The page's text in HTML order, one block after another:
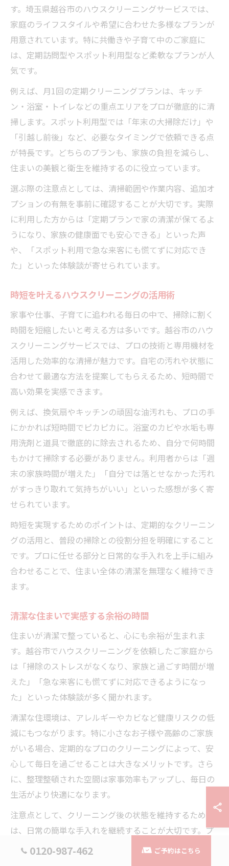
す。埼玉県越谷市のハウスクリーニングサービスでは、
家庭のライフスタイルや希望に合わせた多様なプランが
用意されています。特に共働きや子育て中のご家庭に
は、定期訪問型やスポット利用型など柔軟なプランが人
気です。
例えば、月1回の定期クリーニングプランは、キッチ
ン・浴室・トイレなどの重点エリアをプロが徹底的に清
掃します。スポット利用型では「年末の大掃除だけ」や
「引越し前後」など、必要なタイミングで依頼できる点
が特長です。どちらのプランも、家族の負担を減らし、
住まいの美観と衛生を維持するのに役立っています。
選ぶ際の注意点としては、清掃範囲や作業内容、追加オ
プションの有無を事前に確認することが大切です。実際
に利用した方からは「定期プランで家の清潔が保てるよ
うになり、家族の健康面でも安心できる」といった声
や、「スポット利用で急な来客にも慌てずに対応でき
た」といった体験談が寄せられています。
時短を叶えるハウスクリーニングの活用術
家事や仕事、子育てに追われる毎日の中で、掃除に割く
時間を短縮したいと考える方は多いです。越谷市のハウ
スクリーニングサービスでは、プロの技術と専用機材を
活用した効率的な清掃が魅力です。自宅の汚れや状態に
合わせて最適な方法を提案してもらえるため、短時間で
高い効果を実感できます。
例えば、換気扇やキッチンの頑固な油汚れも、プロの手
にかかれば短時間でピカピカに。浴室のカビや水垢も専
用洗剤と道具で徹底的に除去されるため、自分で何時間
もかけて掃除する必要がありません。利用者からは「週
末の家族時間が増えた」「自分では落とせなかった汚れ
がすっきり取れて気持ちがいい」といった感想が多く寄
せられています。
時短を実現するためのポイントは、定期的なクリーニン
グの活用と、普段の掃除との役割分担を明確にすること
です。プロに任せる部分と日常的な手入れを上手に組み
合わせることで、住まい全体の清潔を無理なく維持でき
ます。
清潔な住まいで実感する余裕の時間
住まいが清潔で整っていると、心にも余裕が生まれま
す。越谷市でハウスクリーニングを依頼したご家庭から
は「掃除のストレスがなくなり、家族と過ごす時間が増
えた」「急な来客にも慌てずに対応できるようになっ
た」といった体験談が多く聞かれます。
清潔な住環境は、アレルギーやカビなど健康リスクの低
減にもつながります。特に小さなお子様や高齢のご家族
がいる場合、定期的なプロのクリーニングによって、安
心して毎日を過ごせることは大きなメリットです。さら
に、整理整頓された空間は家事効率もアップし、毎日の
生活がより快適になります。
注意点として、クリーニング後の状態を維持するために
は、日常の簡単な手入れを継続することが大切です。プ
ロの清掃をうまく活用し、清潔な住まいと心の余裕を手
0120-987-462 ご予約はこちら